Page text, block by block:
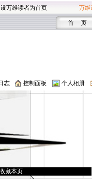
设万维读者为首页 万维
首 页
志 控制面板 个人相册
收藏本页